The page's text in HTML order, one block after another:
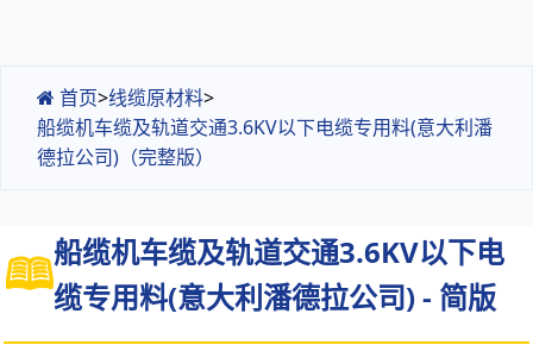
首页>线缆原材料>
船缆机车缆及轨道交通3.6KV以下电缆专用料(意大利潘
德拉公司)（完整版）
船缆机车缆及轨道交通3.6KV以下电
缆专用料(意大利潘德拉公司) - 简版